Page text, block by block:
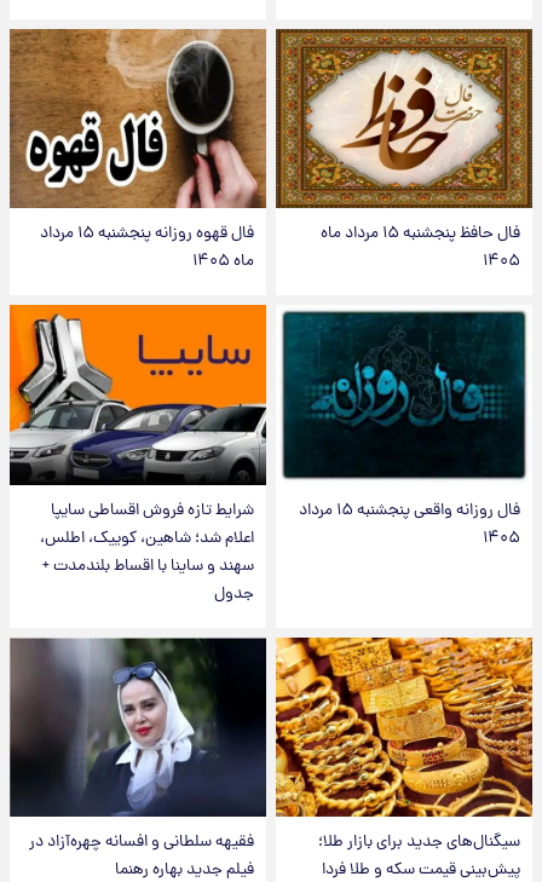
فال حافظ پنجشنبه ۱۵ مرداد ماه
۱۴۰۵
فال قهوه روزانه پنجشنبه ۱۵ مرداد
ماه ۱۴۰۵
فال روزانه واقعی پنجشنبه ۱۵ مرداد
۱۴۰۵
شرایط تازه فروش اقساطی سایپا
اعلام شد؛ شاهین، کوییک، اطلس،
سهند و ساینا با اقساط بلندمدت +
جدول
سیگنال‌های جدید برای بازار طلا؛
پیش‌بینی قیمت سکه و طلا فردا
فقیهه سلطانی و افسانه چهره‌آزاد در
فیلم جدید بهاره رهنما